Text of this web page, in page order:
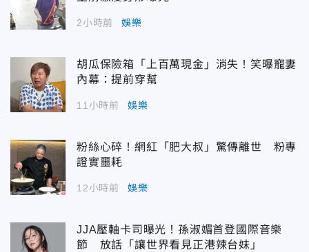
2小時前 娛樂
胡瓜保險箱「上百萬現金」消失！笑曝寵妻
內幕：提前穿幫
11小時前 娛樂
粉絲心碎！網紅「肥大叔」驚傳離世 粉專
證實噩耗
12小時前 娛樂
JJA壓軸卡司曝光！孫淑媚首登國際音樂
節 放話「讓世界看見正港辣台妹」